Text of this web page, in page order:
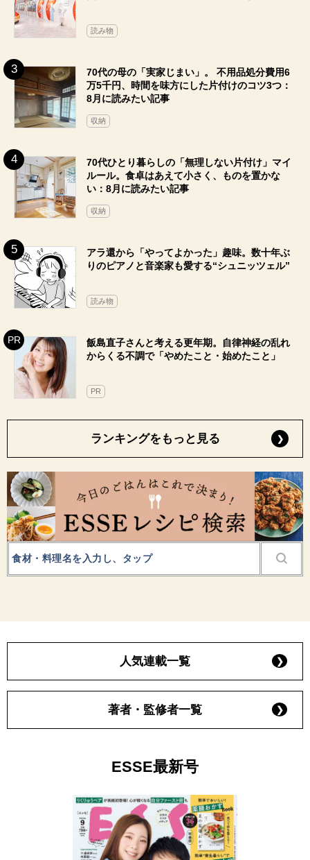
読み物
70代の母の「実家じまい」。 不用品処分費用6
万5千円、時間を味方にした片付けのコツ3つ：
8月に読みたい記事
収納
70代ひとり暮らしの「無理しない片付け」マイ
ルール。食卓はあえて小さく、ものを置かな
い：8月に読みたい記事
収納
アラ還から「やってよかった」趣味。数十年ぶ
りのピアノと音楽家も愛する“シュニッツェル”
読み物
飯島直子さんと考える更年期。自律神経の乱れ
からくる不調で「やめたこと・始めたこと」
PR
ランキングをもっと見る
人気連載一覧
著者・監修者一覧
ESSE最新号